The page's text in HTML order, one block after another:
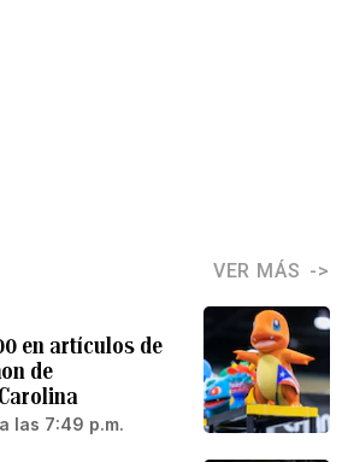
VER MÁS
en artículos de
de
las 7:49 p.m.